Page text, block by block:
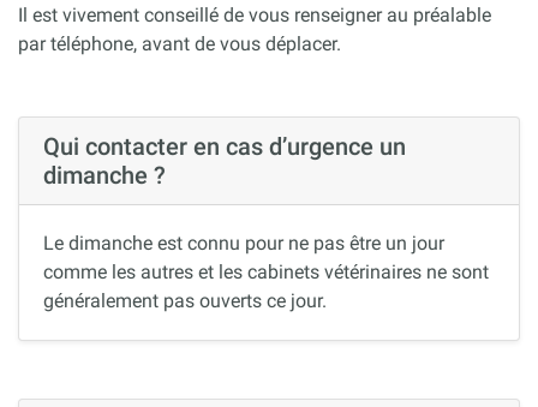
Il est vivement conseillé de vous renseigner au préalable
par téléphone, avant de vous déplacer.
Qui contacter en cas d’urgence un
dimanche ?
Le dimanche est connu pour ne pas être un jour
comme les autres et les cabinets vétérinaires ne sont
généralement pas ouverts ce jour.